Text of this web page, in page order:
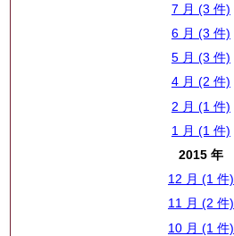
7 月 (3 件)
6 月 (3 件)
5 月 (3 件)
4 月 (2 件)
2 月 (1 件)
1 月 (1 件)
2015 年
12 月 (1 件)
11 月 (2 件)
10 月 (1 件)